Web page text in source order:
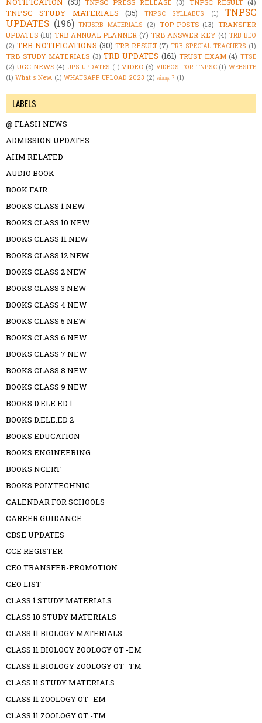
TNPSC PRESS RELEASE (3) TNPSC RESULT (4)
TNPSC STUDY MATERIALS (35) TNPSC SYLLABUS (1)
TNPSC
UPDATES (196) TNUSRB MATERIALS (2) TOP-POSTS (13) TRANSFER
UPDATES (18) TRB ANNUAL PLANNER (7) TRB ANSWER KEY (4) TRB BEO
(2) TRB NOTIFICATIONS (30) TRB RESULT (7) TRB SPECIAL TEACHERS (1)
TRB STUDY MATERIALS (3) TRB UPDATES (161) TRUST EXAM (4) TTSE
(2) UGC NEWS (4) UPS UPDATES (1) VIDEO (6) VIDEOS FOR TNPSC (1) WEBSITE
(1) What's New. (1) WHATSAPP UPLOAD 2023 (2) எப்படி ? (1)
LABELS
@ FLASH NEWS
ADMISSION UPDATES
AHM RELATED
AUDIO BOOK
BOOK FAIR
BOOKS CLASS 1 NEW
BOOKS CLASS 10 NEW
BOOKS CLASS 11 NEW
BOOKS CLASS 12 NEW
BOOKS CLASS 2 NEW
BOOKS CLASS 3 NEW
BOOKS CLASS 4 NEW
BOOKS CLASS 5 NEW
BOOKS CLASS 6 NEW
BOOKS CLASS 7 NEW
BOOKS CLASS 8 NEW
BOOKS CLASS 9 NEW
BOOKS D.ELE.ED 1
BOOKS D.ELE.ED 2
BOOKS EDUCATION
BOOKS ENGINEERING
BOOKS NCERT
BOOKS POLYTECHNIC
CALENDAR FOR SCHOOLS
CAREER GUIDANCE
CBSE UPDATES
CCE REGISTER
CEO TRANSFER-PROMOTION
CEO LIST
CLASS 1 STUDY MATERIALS
CLASS 10 STUDY MATERIALS
CLASS 11 BIOLOGY MATERIALS
CLASS 11 BIOLOGY ZOOLOGY OT -EM
CLASS 11 BIOLOGY ZOOLOGY OT -TM
CLASS 11 STUDY MATERIALS
CLASS 11 ZOOLOGY OT -EM
CLASS 11 ZOOLOGY OT -TM